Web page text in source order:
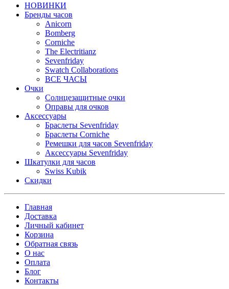
НОВИНКИ
Бренды часов
Anicorn
Bomberg
Corniche
The Electritianz
Sevenfriday
Swatch Collaborations
ВСЕ ЧАСЫ
Очки
Солнцезащитные очки
Оправы для очков
Аксессуары
Браслеты Sevenfriday
Браслеты Corniche
Ремешки для часов Sevenfriday
Аксессуары Sevenfriday
Шкатулки для часов
Swiss Kubik
Скидки
Главная
Доставка
Личный кабинет
Корзина
Обратная связь
О нас
Оплата
Блог
Контакты